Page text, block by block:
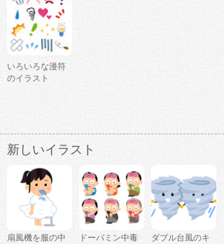
いろいろな漫符
のイラスト
新しいイラスト
扇風機を服の中 ドーパミン中毒 ダブル台風のキ